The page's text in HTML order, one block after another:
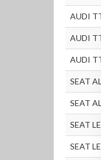
AUDI
AUDI
AUDI
SEAT
SEAT
SEAT
SEAT